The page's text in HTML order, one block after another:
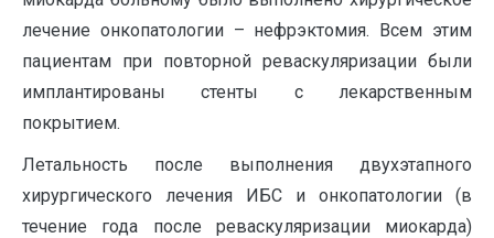
лечение онкопатологии – нефрэктомия. Всем этим
пациентам при повторной реваскуляризации были
имплантированы стенты с лекарственным
покрытием.
Летальность после выполнения двухэтапного
хирургического лечения ИБС и онкопатологии (в
течение года после реваскуляризации миокарда)